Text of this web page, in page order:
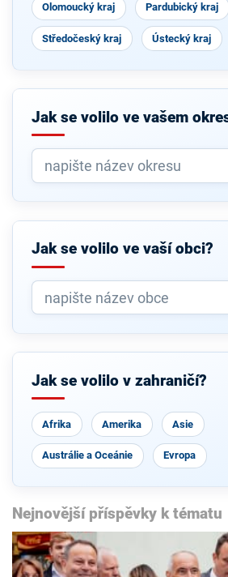
Olomoucký kraj Pardubický kraj
Středočeský kraj Ústecký kraj
Jak se volilo ve vašem
Jak se volilo ve vaší obci?
Jak se volilo v zahraničí?
Afrika Amerika Asie
Austrálie a Oceánie Evropa
Nejnovější příspěvky k tématu